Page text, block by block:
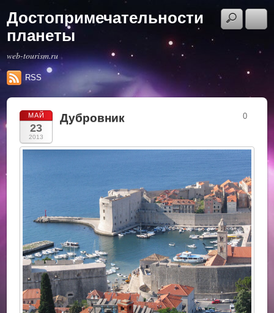
Достопримечательности
планеты
web-tourism.ru
RSS
МАЙ
23
2013
Дубровник 0